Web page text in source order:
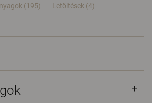
(195) Letöltések (4)